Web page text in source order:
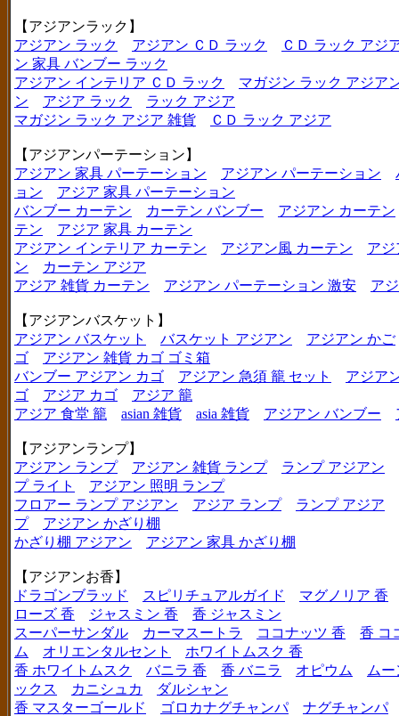
【アジアンラック】
アジアン ラック
アジアン ＣＤ ラック
ＣＤ ラック アジ
ン 家具 バンブー ラック
アジアン インテリア ＣＤ ラック
マガジン ラック アジア
ン
アジア ラック
ラック アジア
マガジン ラック アジア 雑貨
ＣＤ ラック アジア
【アジアンパーテーション】
アジアン 家具 パーテーション
アジアン パーテーション
ョン
アジア 家具 パーテーション
バンブー カーテン
カーテン バンブー
アジアン カーテン
テン
アジア 家具 カーテン
アジアン インテリア カーテン
アジアン風 カーテン
アジ
ン
カーテン アジア
アジア 雑貨 カーテン
アジアン パーテーション 激安 ア
【アジアンバスケット】
アジアン バスケット
バスケット アジアン
アジアン かご
ゴ
アジアン 雑貨 カゴ ゴミ箱
バンブー アジアン カゴ
アジアン 急須 籠 セット
アジア
ゴ
アジア カゴ
アジア 籠
アジア 食堂 籠
asian 雑貨 asia 雑貨 アジアン バンブー
【アジアンランプ】
アジアン ランプ
アジアン 雑貨 ランプ
ランプ アジアン
プ ライト
アジアン 照明 ランプ
フロアー ランプ アジアン
アジア ランプ
ランプ アジア
プ
アジアン かざり棚
かざり棚 アジアン
アジアン 家具 かざり棚
【アジアンお香】
ドラゴンブラッド
スピリチュアルガイド
マグノリア 香
ローズ 香
ジャスミン 香
香 ジャスミン
スーパーサンダル
カーマスートラ ココナッツ 香
香 コ
ム
オリエンタルセント
ホワイトムスク 香
香 ホワイトムスク
バニラ 香 香 バニラ オピウム
ムー
ックス
カニシュカ
ダルシャン
香 マスターゴールド
ゴロカナグチャンパ
ナグチャンパ